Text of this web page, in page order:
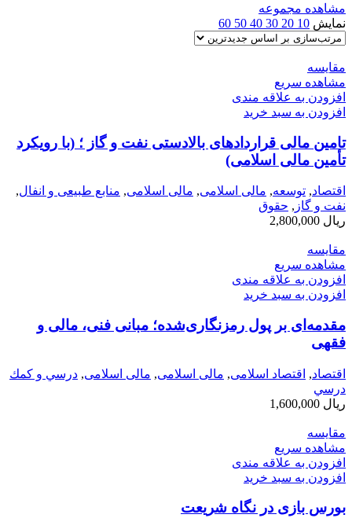
مشاهده مجموعه
نمایش 10
20
30
40
50
60
مقایسه
مشاهده سریع
افزودن به علاقه مندی
افزودن به سبد خرید
تامین مالی قراردادهای بالادستی نفت و گاز ؛ (با رویکرد
تأمین مالی اسلامی)
اقتصاد, توسعه, مالی اسلامی, مالی اسلامی, منابع طبیعی و انفال,
نفت و گاز , حقوق
ریال
مقایسه
مشاهده سریع
افزودن به علاقه مندی
افزودن به سبد خرید
مقدمه‌ای بر پول رمزنگاری‌شده؛ مبانی فنی، مالی و
فقهی
اقتصاد, اقتصاد اسلامی, مالی اسلامی, مالی اسلامی, درسي و كمك
درسي
ریال
مقایسه
مشاهده سریع
افزودن به علاقه مندی
افزودن به سبد خرید
بورس بازی در نگاه شریعت